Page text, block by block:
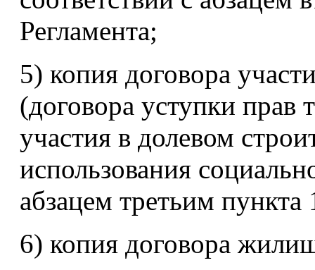
Регламента;
5) копия договора
(договора уступки прав
участия в долевом
использования
абзацем третьим пункта
6) копия договора